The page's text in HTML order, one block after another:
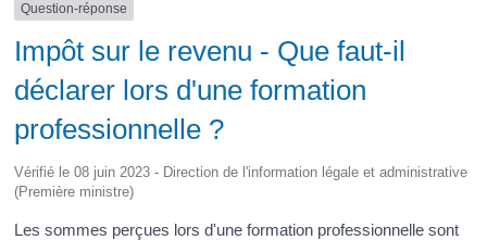
Question-réponse
Impôt sur le revenu - Que faut-il
déclarer lors d'une formation
professionnelle ?
Vérifié le 08 juin 2023 - Direction de l'information légale et administrative
(Première ministre)
Les sommes perçues lors d'une formation professionnelle sont